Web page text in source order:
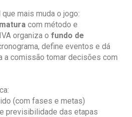
mais muda o jogo:
com método e
organiza o fundo de
define eventos e dá
a comissão tomar decisões com
(com fases e metas)
previsibilidade das etapas